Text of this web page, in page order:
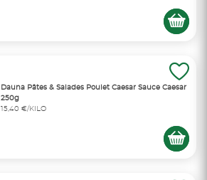
Dauna Pâtes & Salades Poulet Caesar Sauce Caesar
250g
15,40 €/KILO